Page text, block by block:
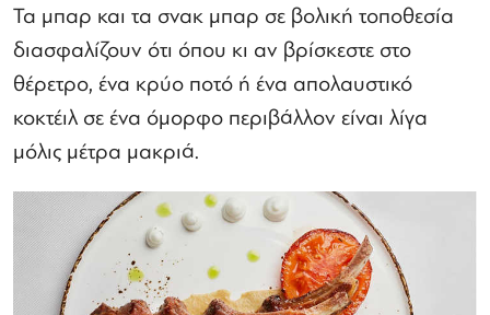
Τα μπαρ και τα σνακ μπαρ σε βολική τοποθεσία
διασφαλίζουν ότι όπου κι αν βρίσκεστε στο
θέρετρο, ένα κρύο ποτό ή ένα απολαυστικό
κοκτέιλ σε ένα όμορφο περιβάλλον είναι λίγα
μόλις μέτρα μακριά.